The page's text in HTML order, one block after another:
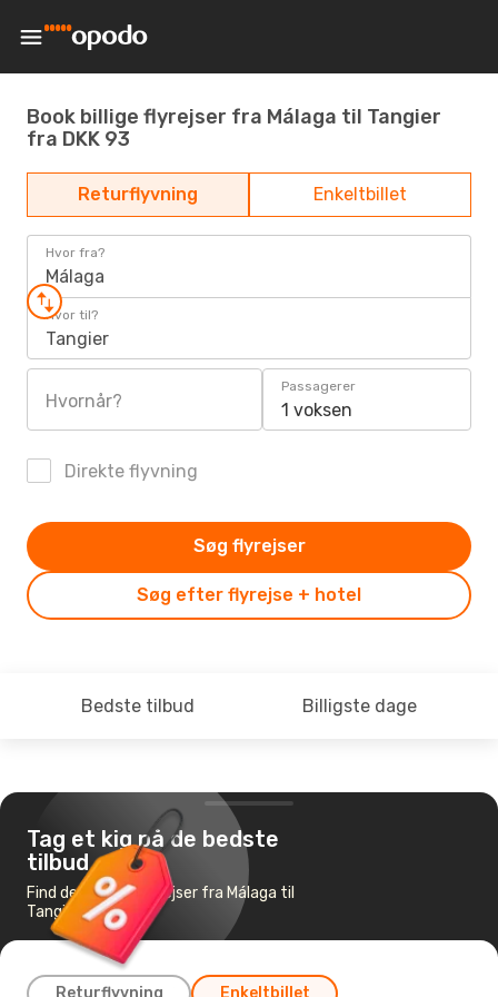
Book billige flyrejser fra Málaga til Tangier
fra DKK 93
Returflyvning Enkeltbillet
Hvor fra?
Málaga
Hvor til?
Tangier
Hvornår?
Passagerer
1 voksen
Direkte flyvning
Søg efter flyrejse + hotel
Søg flyrejser
Bedste tilbud Billigste dage
Tag et kig på de bedste
tilbud
Find de billigste flyrejser fra Málaga til
Tangier
Returflyvning Enkeltbillet